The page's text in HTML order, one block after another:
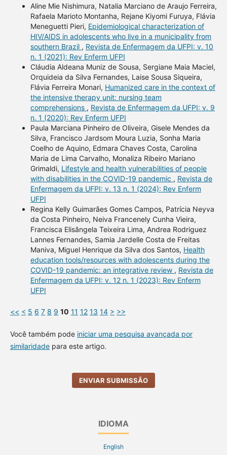
Aline Mie Nishimura, Natalia Marciano de Araujo Ferreira,
Rafaela Marioto Montanha, Rejane Kiyomi Furuya, Flávia
Meneguetti Pieri, Epidemiological characterization of
HIV/AIDS in adolescents who live in a municipality from
southern Brazil , Revista de Enfermagem da UFPI: v. 10
n. 1 (2021): Rev Enferm UFPI
Cláudia Aldeana Muniz de Sousa, Sergiane Maia Maciel,
Orquideia da Silva Fernandes, Laise Sousa Siqueira,
Flávia Ferreira Monari, Humanized care in the context of
the intensive therapy unit: nursing team
comprehensions , Revista de Enfermagem da UFPI: v. 9
n. 1 (2020): Rev Enferm UFPI
Paula Marciana Pinheiro de Oliveira, Gisele Mendes da
Silva, Francisco Jardsom Moura Luzia, Sonha Maria
Coelho de Aquino, Edmara Chaves Costa, Carolina
Maria de Lima Carvalho, Monaliza Ribeiro Mariano
Grimaldi, Lifestyle and health vulnerabilities of people
with disabilities in the COVID-19 pandemic , Revista de
Enfermagem da UFPI: v. 13 n. 1 (2024): Rev Enferm
UFPI
Regina Kelly Guimarães Gomes Campos, Patrícia Neyva
da Costa Pinheiro, Neiva Francenely Cunha Vieira,
Francisca Elisângela Teixeira Lima, Andrea Rodriguez
Lannes Fernandes, Samia Jardelle Costa de Freitas
Maniva, Miguel Henrique da Silva dos Santos, Health
education tools/resources with adolescents during the
COVID-19 pandemic: an integrative review , Revista de
Enfermagem da UFPI: v. 12 n. 1 (2023): Rev Enferm
UFPI
<< < 5 6 7 8 9 10 11 12 13 14 > >>
Você também pode iniciar uma pesquisa avançada por
similaridadepara este artigo.
ENVIAR SUBMISSÃO
IDIOMA
English